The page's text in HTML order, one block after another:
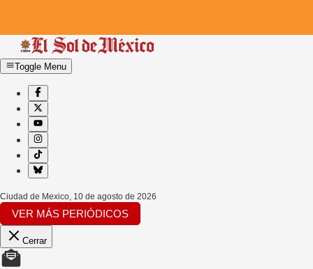
Toggle Menu
Ciudad de Mexico, 10 de agosto de 2026
VER MÁS PERIÓDICOS
Cerrar